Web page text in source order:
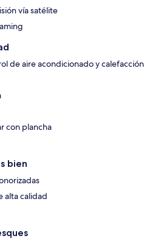
vía satélite
de aire acondicionado y calefacción
con plancha
bien
alta calidad